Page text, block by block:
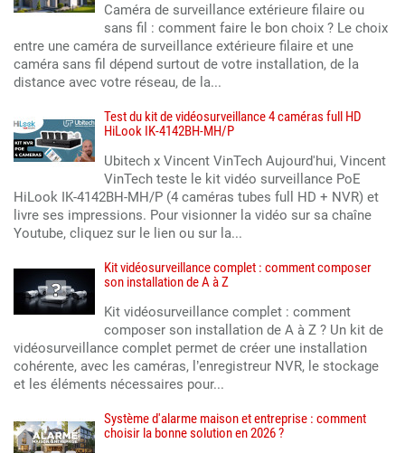
Caméra de surveillance extérieure filaire ou
sans fil : comment faire le bon choix ? Le choix
entre une caméra de surveillance extérieure filaire et une
caméra sans fil dépend surtout de votre installation, de la
distance avec votre réseau, de la...
Test du kit de vidéosurveillance 4 caméras full HD
HiLook IK-4142BH-MH/P
Ubitech x Vincent VinTech Aujourd'hui, Vincent
VinTech teste le kit vidéo surveillance PoE
HiLook IK-4142BH-MH/P (4 caméras tubes full HD + NVR) et
livre ses impressions. Pour visionner la vidéo sur sa chaîne
Youtube, cliquez sur le lien ou sur la...
Kit vidéosurveillance complet : comment composer
son installation de A à Z
Kit vidéosurveillance complet : comment
composer son installation de A à Z ? Un kit de
vidéosurveillance complet permet de créer une installation
cohérente, avec les caméras, l’enregistreur NVR, le stockage
et les éléments nécessaires pour...
Système d'alarme maison et entreprise : comment
choisir la bonne solution en 2026 ?